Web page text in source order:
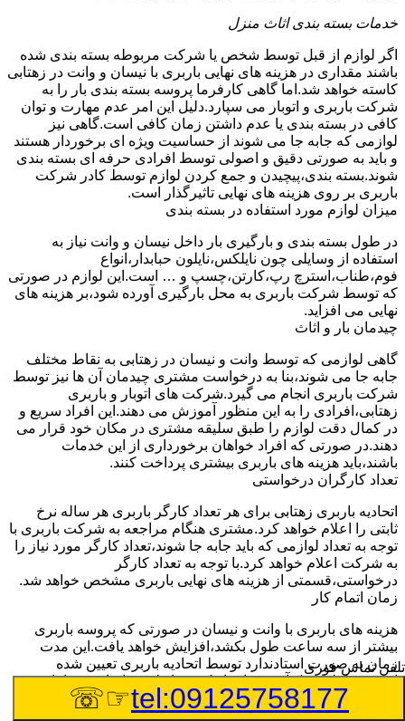
خدمات بسته بندی اثاث منزل
اگر لوازم از قبل توسط شخص یا شرکت مربوطه بسته بندی شده
باشند مقداری در هزینه های نهایی باربری با نیسان و وانت در زهتابی
کاسته خواهد شد.اما گاهی کارفرما پروسه بسته بندی بار را به
شرکت باربری و اتوبار می سپارد.دلیل این امر عدم مهارت و توان
کافی در بسته بندی یا عدم داشتن زمان کافی است.گاهی نیز
لوازمی که جابه جا می شوند از حساسیت ویژه ای برخوردار هستند
و باید به صورتی دقیق و اصولی توسط افرادی حرفه ای بسته بندی
شوند.بسته بندی،پیچیدن و جمع کردن لوازم توسط کادر شرکت
باربری بر روی هزینه های نهایی تاثیرگذار است.
میزان لوازم مورد استفاده در بسته بندی
در طول بسته بندی و بارگیری بار داخل نیسان و وانت نیاز به
استفاده از وسایلی چون نایلکس،نایلون حبابدار،انواع
فوم،طناب،استرچ رپ،کارتن،چسپ و … است.این لوازم در صورتی
که توسط شرکت باربری به محل بارگیری آورده شود،بر هزینه های
نهایی می افزاید.
چیدمان بار و اثاث
گاهی لوازمی که توسط وانت و نیسان در زهتابی به نقاط مختلف
جابه جا می شوند،بنا به درخواست مشتری چیدمان آن ها نیز توسط
شرکت باربری انجام می گیرد.شرکت های اتوبار و باربری
زهتابی،افرادی را به این منظور آموزش می دهند.این افراد سریع و
در کمال دقت لوازم را طبق سلیقه مشتری در مکان خود قرار می
دهند.در صورتی که افراد خواهان برخورداری از این خدمات
باشند،باید هزینه های باربری بیشتری پرداخت کنند.
تعداد کارگران درخواستی
اتحادیه باربری زهتابی برای هر تعداد کارگر باربری هر ساله نرخ
ثابتی را اعلام خواهد کرد.مشتری هنگام مراجعه به شرکت باربری با
توجه به تعداد لوازمی که باید جابه جا شوند،تعداد کارگر مورد نیاز را
به شرکت اعلام خواهد کرد.با توجه به تعداد کارگر
درخواستی،قسمتی از هزینه های نهایی باربری مشخص خواهد شد.
زمان اتمام کار
هزینه های باربری با وانت و نیسان در صورتی که پروسه باربری
بیشتر از سه ساعت طول بکشد،افزایش خواهد یافت.این مدت
زمان به صورت استادندارد توسط اتحادیه باربری تعیین شده
است.عواملی مثل آب وهوا،ترافیک،شرایط جغرافیایی مبدا یا حجم
زیاد لوازم ممکن است باعث افزایش مدت زمان بارگیری و باربری
شوند که افزایش هزینه های باربری را در پی خواهند داشت.
تلفن تماس فوری
tel:09125758177
☞☏